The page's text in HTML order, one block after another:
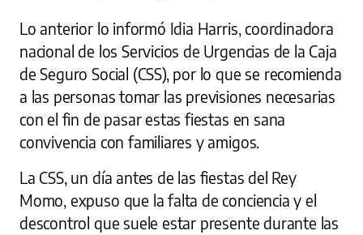
Lo anterior lo informó Idia Harris, coordinadora
nacional de los Servicios de Urgencias de la Caja
de Seguro Social (CSS), por lo que se recomienda
a las personas tomar las previsiones necesarias
con el fin de pasar estas fiestas en sana
convivencia con familiares y amigos.
La CSS, un día antes de las fiestas del Rey
Momo, expuso que la falta de conciencia y el
descontrol que suele estar presente durante las